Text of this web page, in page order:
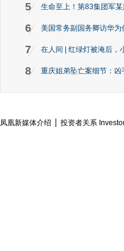
5 生命至上！第83集团军
6 美国常务副国务卿访华
7 在人间 | 红绿灯被淹后，
8 重庆姐弟坠亡案细节：
凤凰新媒体介绍 投资者关系